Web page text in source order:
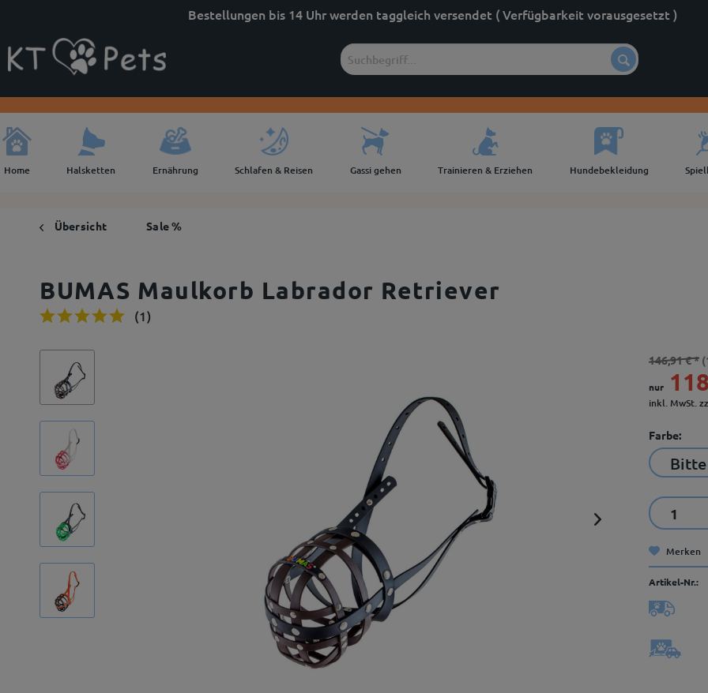
Bestellungen bis 14 Uhr werden taggleich versendet ( Verfügbarkeit vorausgesetzt )
Home Halsketten Ernährung Schlafen & Reisen Gassi gehen Trainieren & Erziehen Hundebekleidung
Übersicht Sale %
BUMAS Maulkorb Labrador Retriever
(1)
146,91 € *
nur
inkl. MwSt.
Farbe:
Merken
Artikel-Nr.: